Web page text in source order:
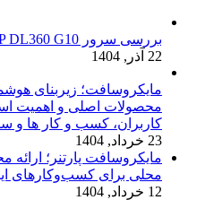
بررسی سرور HP DL360 G10 از نگاه ماهان شبکه ایرانیان
22 آذر, 1404
مایکروسافت؛ زیربنای
محصولات اصلی و اهمیت
کاربران، کسب و کار ها و
23 خرداد, 1404
مایکروسافت پارتنر؛ ارائه
محلی برای کسب‌وکارهای
12 خرداد, 1404